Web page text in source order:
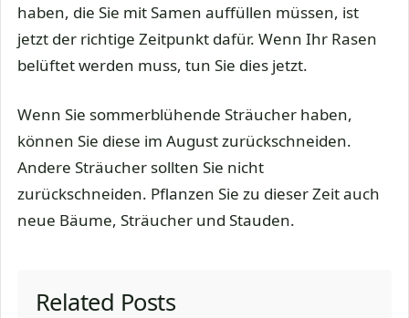
haben, die Sie mit Samen auffüllen müssen, ist
jetzt der richtige Zeitpunkt dafür. Wenn Ihr Rasen
belüftet werden muss, tun Sie dies jetzt.
Wenn Sie sommerblühende Sträucher haben,
können Sie diese im August zurückschneiden.
Andere Sträucher sollten Sie nicht
zurückschneiden. Pflanzen Sie zu dieser Zeit auch
neue Bäume, Sträucher und Stauden.
Related Posts